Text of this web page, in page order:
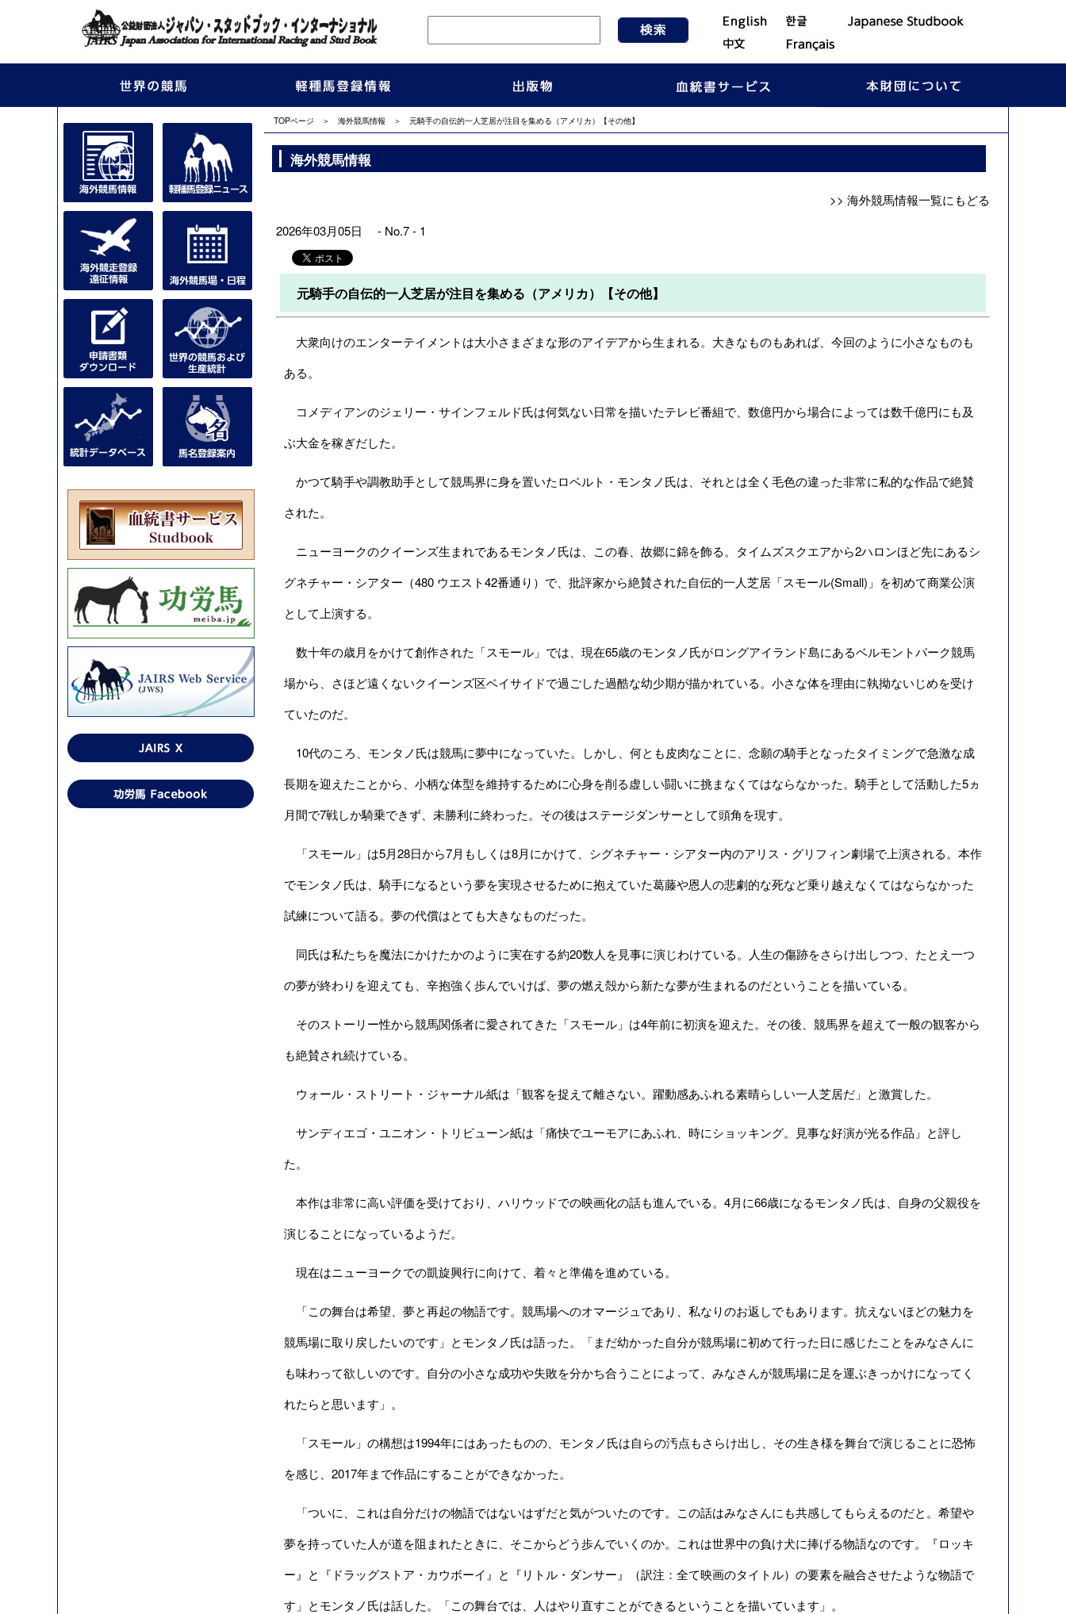
TOPページ ＞ 海外競馬情報 ＞ 元騎手の自伝的一人芝居が注目を集める（アメリカ）【その他】
海外競馬情報
>> 海外競馬情報一覧にもどる
2026年03月05日 - No.7 - 1
元騎手の自伝的一人芝居が注目を集める（アメリカ）【その他】
大衆向けのエンターテイメントは大小さまざまな形のアイデアから生まれる。大きなものもあれば、今回のように小さなものも
ある。
コメディアンのジェリー・サインフェルド氏は何気ない日常を描いたテレビ番組で、数億円から場合によっては数千億円にも及
ぶ大金を稼ぎだした。
かつて騎手や調教助手として競馬界に身を置いたロベルト・モンタノ氏は、それとは全く毛色の違った非常に私的な作品で絶賛
された。
ニューヨークのクイーンズ生まれであるモンタノ氏は、この春、故郷に錦を飾る。タイムズスクエアから2ハロンほど先にあるシ
グネチャー・シアター（480 ウエスト42番通り）で、批評家から絶賛された自伝的一人芝居「スモール(Small)」を初めて商業公演
として上演する。
数十年の歳月をかけて創作された「スモール」では、現在65歳のモンタノ氏がロングアイランド島にあるベルモントパーク競馬
場から、さほど遠くないクイーンズ区ベイサイドで過ごした過酷な幼少期が描かれている。小さな体を理由に執拗ないじめを受け
ていたのだ。
10代のころ、モンタノ氏は競馬に夢中になっていた。しかし、何とも皮肉なことに、念願の騎手となったタイミングで急激な成
長期を迎えたことから、小柄な体型を維持するために心身を削る虚しい闘いに挑まなくてはならなかった。騎手として活動した5ヵ
月間で7戦しか騎乗できず、未勝利に終わった。その後はステージダンサーとして頭角を現す。
「スモール」は5月28日から7月もしくは8月にかけて、シグネチャー・シアター内のアリス・グリフィン劇場で上演される。本作
でモンタノ氏は、騎手になるという夢を実現させるために抱えていた葛藤や恩人の悲劇的な死など乗り越えなくてはならなかった
試練について語る。夢の代償はとても大きなものだった。
同氏は私たちを魔法にかけたかのように実在する約20数人を見事に演じわけている。人生の傷跡をさらけ出しつつ、たとえ一つ
の夢が終わりを迎えても、辛抱強く歩んでいけば、夢の燃え殻から新たな夢が生まれるのだということを描いている。
そのストーリー性から競馬関係者に愛されてきた「スモール」は4年前に初演を迎えた。その後、競馬界を超えて一般の観客から
も絶賛され続けている。
ウォール・ストリート・ジャーナル紙は「観客を捉えて離さない。躍動感あふれる素晴らしい一人芝居だ」と激賞した。
サンディエゴ・ユニオン・トリビューン紙は「痛快でユーモアにあふれ、時にショッキング。見事な好演が光る作品」と評し
た。
本作は非常に高い評価を受けており、ハリウッドでの映画化の話も進んでいる。4月に66歳になるモンタノ氏は、自身の父親役を
演じることになっているようだ。
現在はニューヨークでの凱旋興行に向けて、着々と準備を進めている。
「この舞台は希望、夢と再起の物語です。競馬場へのオマージュであり、私なりのお返しでもあります。抗えないほどの魅力を
競馬場に取り戻したいのです」とモンタノ氏は語った。「まだ幼かった自分が競馬場に初めて行った日に感じたことをみなさんに
も味わって欲しいのです。自分の小さな成功や失敗を分かち合うことによって、みなさんが競馬場に足を運ぶきっかけになってく
れたらと思います」。
「スモール」の構想は1994年にはあったものの、モンタノ氏は自らの汚点もさらけ出し、その生き様を舞台で演じることに恐怖
を感じ、2017年まで作品にすることができなかった。
「ついに、これは自分だけの物語ではないはずだと気がついたのです。この話はみなさんにも共感してもらえるのだと。希望や
夢を持っていた人が道を阻まれたときに、そこからどう歩んでいくのか。これは世界中の負け犬に捧げる物語なのです。『ロッキ
ー』と『ドラッグストア・カウボーイ』と『リトル・ダンサー』（訳注：全て映画のタイトル）の要素を融合させたような物語で
す」とモンタノ氏は話した。「この舞台では、人はやり直すことができるということを描いています」。